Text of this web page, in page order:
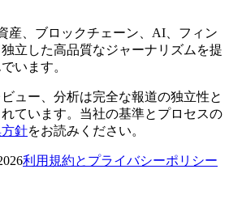
産、ブロックチェーン、AI、フィン
立した高品質なジャーナリズムを提
います。
ュー、分析は完全な報道の独立性と
ています。当社の基準とプロセスの
針をお読みください。
利用規約とプライバシーポリシー